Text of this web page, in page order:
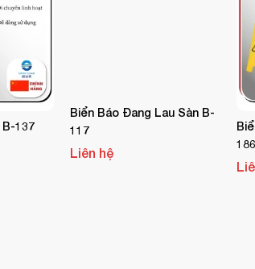
HOÀN MỸ
chất lượng cao, giao hàng nhanh, hỗ trợ
495 054 / 0904 886 341
137
Biển Báo Đang Lau Sàn B-
117
Liên hệ